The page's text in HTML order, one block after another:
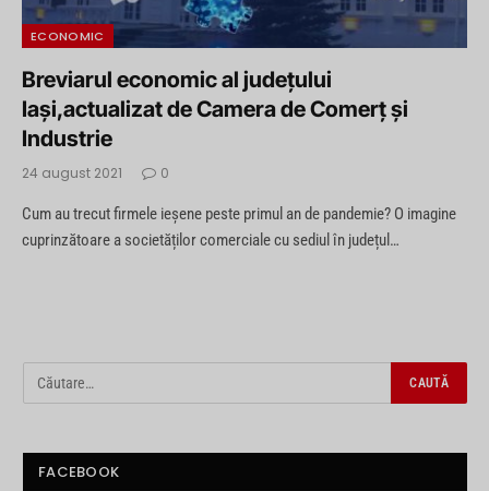
ECONOMIC
Breviarul economic al județului
Iași,actualizat de Camera de Comerț și
Industrie
24 august 2021 0
Cum au trecut firmele ieșene peste primul an de pandemie? O imagine
cuprinzătoare a societăților comerciale cu sediul în județul…
FACEBOOK